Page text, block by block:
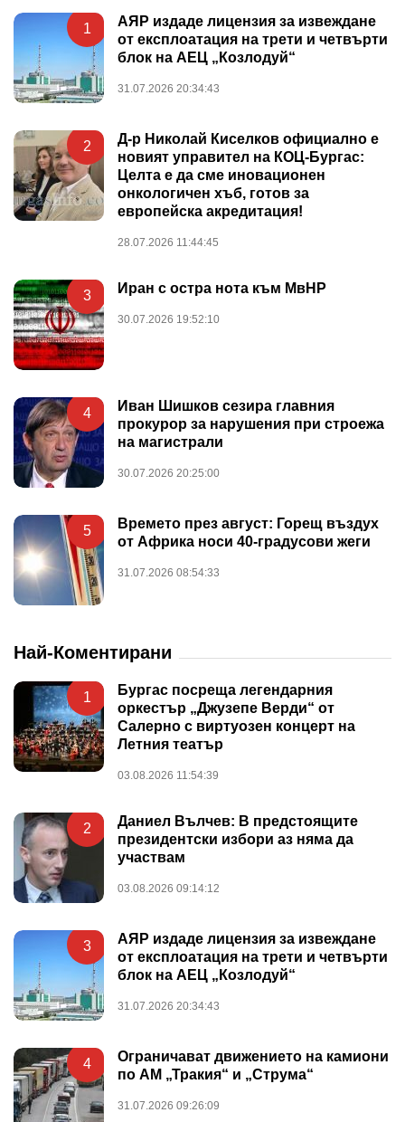
1
АЯР издаде лицензия за извеждане
от експлоатация на трети и четвърти
блок на АЕЦ „Козлодуй“
31.07.2026 20:34:43
2
Д-р Николай Киселков официално е
новият управител на КОЦ-Бургас:
Целта е да сме иновационен
онкологичен хъб, готов за
европейска акредитация!
28.07.2026 11:44:45
3 Иран с остра нота към МвНР
30.07.2026 19:52:10
4
Иван Шишков сезира главния
прокурор за нарушения при строежа
на магистрали
30.07.2026 20:25:00
5
Времето през август: Горещ въздух
от Африка носи 40-градусови жеги
31.07.2026 08:54:33
Най-Коментирани
1
Бургас посреща легендарния
оркестър „Джузепе Верди“ от
Салерно с виртуозен концерт на
Летния театър
03.08.2026 11:54:39
2
Даниел Вълчев: В предстоящите
президентски избори аз няма да
участвам
03.08.2026 09:14:12
3
АЯР издаде лицензия за извеждане
от експлоатация на трети и четвърти
блок на АЕЦ „Козлодуй“
31.07.2026 20:34:43
4
Ограничават движението на камиони
по АМ „Тракия“ и „Струма“
31.07.2026 09:26:09